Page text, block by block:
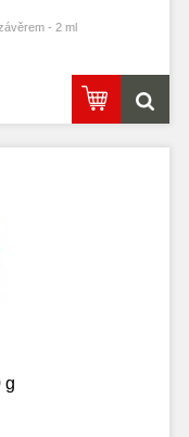
- 2 ml
g